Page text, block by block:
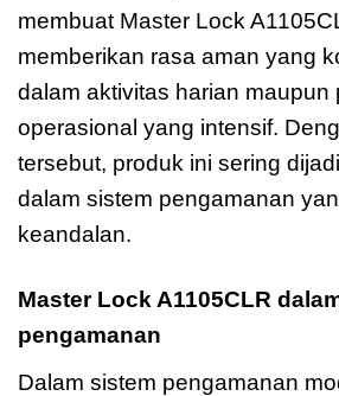
membuat Master Lock
memberikan rasa aman yang
dalam aktivitas harian maupun
operasional yang intensif.
tersebut, produk ini sering
dalam sistem pengamanan
keandalan.
Master Lock A1105CLR
pengamanan
Dalam sistem pengamanan